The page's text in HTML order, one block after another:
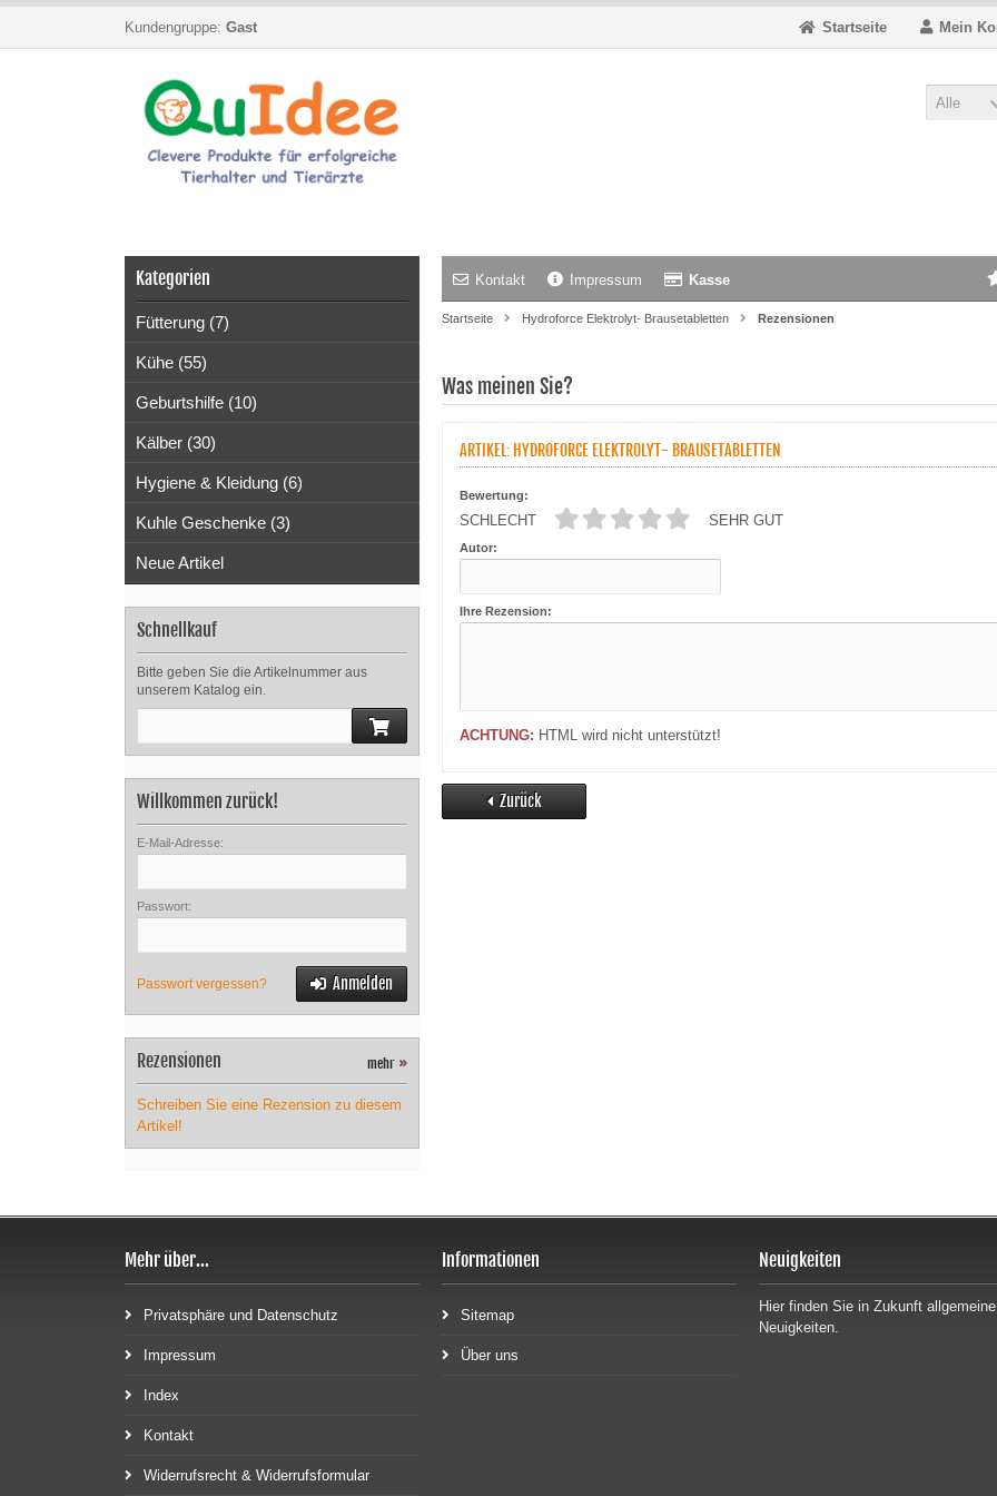
Kundengruppe: Gast Mein
Startseite
Alle
Kontakt Impressum Kasse
Startseite Hydroforce Elektrolyt- Brausetabletten Rezensionen
Was meinen Sie?
ARTIKEL: HYDROFORCE ELEKTROLYT- BRAUSETABLETTEN
Bewertung:
SCHLECHT SEHR GUT
Autor:
Ihre Rezension:
ACHTUNG: HTML wird nicht unterstützt!
Zurück
Kategorien
Fütterung (7)
Kühe (55)
Geburtshilfe (10)
Kälber (30)
Hygiene & Kleidung (6)
Kuhle Geschenke (3)
Neue Artikel
Schnellkauf
Bitte geben Sie die Artikelnummer aus
unserem Katalog ein.
Willkommen zurück!
E-Mail-Adresse:
Passwort:
Passwort vergessen? Anmelden
Rezensionen mehr »
Schreiben Sie eine Rezension zu diesem
Artikel!
Mehr über...
Privatsphäre und Datenschutz
Impressum
Index
Kontakt
Widerrufsrecht & Widerrufsformular
Informationen
Sitemap
Über uns
Neuigkeiten
Hier finden Sie in Zukunft allgemeine
Neuigkeiten.